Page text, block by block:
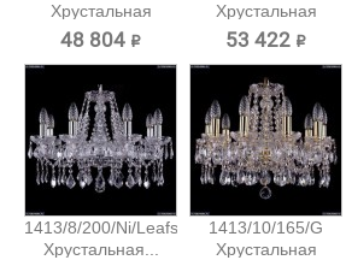
Хрустальная
подвесная...
48 804 ₽
Хрустальная
подвесная...
53 422 ₽
1413/8/200/Ni/Leafs
Хрустальная...
1413/10/165/G
Хрустальная